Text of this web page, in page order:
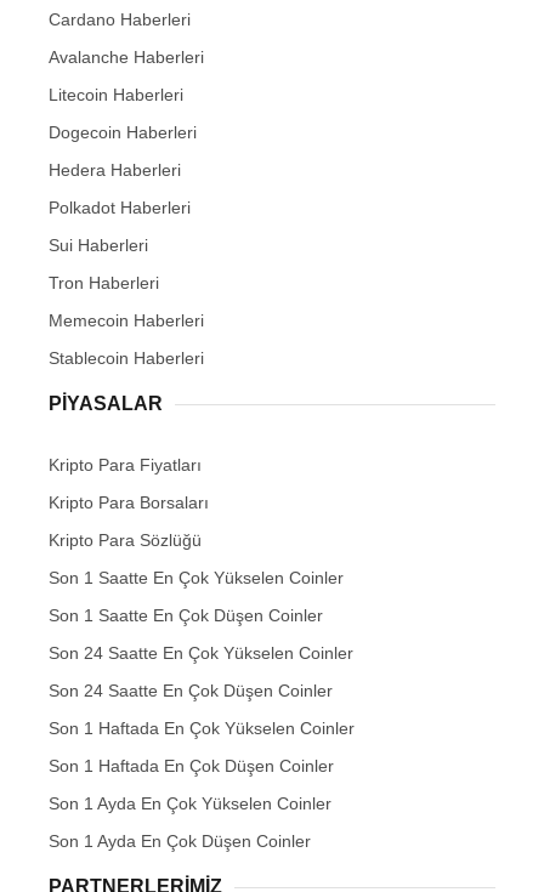
Cardano Haberleri
Avalanche Haberleri
Litecoin Haberleri
Dogecoin Haberleri
Hedera Haberleri
Polkadot Haberleri
Sui Haberleri
Tron Haberleri
Memecoin Haberleri
Stablecoin Haberleri
PIYASALAR
Kripto Para Fiyatları
Kripto Para Borsaları
Kripto Para Sözlüğü
Son 1 Saatte En Çok Yükselen Coinler
Son 1 Saatte En Çok Düşen Coinler
Son 24 Saatte En Çok Yükselen Coinler
Son 24 Saatte En Çok Düşen Coinler
Son 1 Haftada En Çok Yükselen Coinler
Son 1 Haftada En Çok Düşen Coinler
Son 1 Ayda En Çok Yükselen Coinler
Son 1 Ayda En Çok Düşen Coinler
PARTNERLERIMIZ